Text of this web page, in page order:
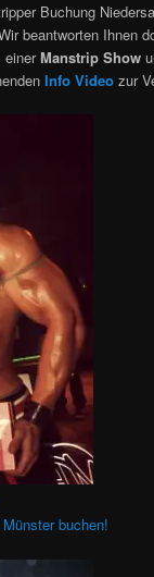
Buchung
beantworten Ihnen
einerManstrip Show
Info Video zur
buchen!